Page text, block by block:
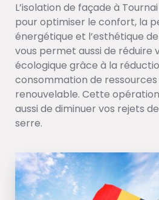
L’isolation de façade à
pour optimiser le confort, la
énergétique et l’esthétique
vous permet aussi de
écologique grâce à la
consommation de ressources
renouvelable. Cette
aussi de diminuer vos rejets
serre.